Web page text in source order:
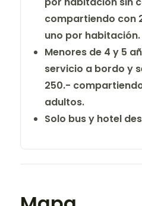
compartiendo con
uno por habitación.
Menores de 4 y 5
servicio a bordo y
250.-
adultos.
Solo bus y hotel